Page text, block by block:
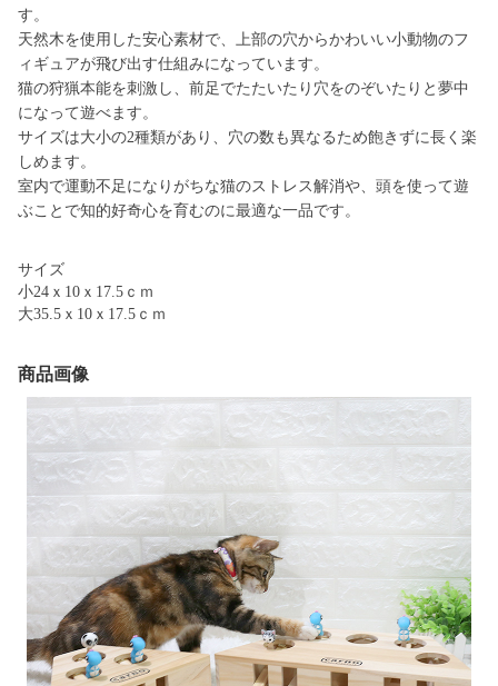
す。
天然木を使用した安心素材で、上部の穴からかわいい小動物のフ
ィギュアが飛び出す仕組みになっています。
猫の狩猟本能を刺激し、前足でたたいたり穴をのぞいたりと夢中
になって遊べます。
サイズは大小の2種類があり、穴の数も異なるため飽きずに長く楽
しめます。
室内で運動不足になりがちな猫のストレス解消や、頭を使って遊
ぶことで知的好奇心を育むのに最適な一品です。
サイズ
小24ｘ10ｘ17.5ｃｍ
大35.5ｘ10ｘ17.5ｃｍ
商品画像